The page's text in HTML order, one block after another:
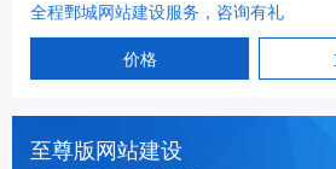
全程鄄城网站建设服务，咨询有礼
价格
至尊版网站建设